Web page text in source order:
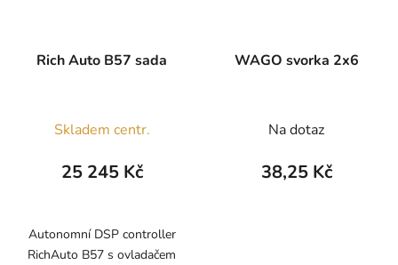
Rich Auto B57 sada
Skladem centr.
25 245 Kč
Autonomní DSP controller
RichAuto B57 s ovladačem
WAGO svorka 2x6
Na dotaz
38,25 Kč